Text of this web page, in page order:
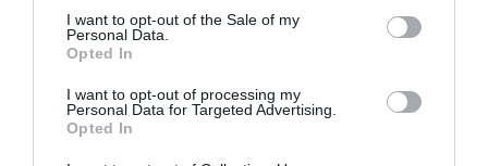
consent section.
I want to opt-out of the Sale of my
Personal Data.
Opted In
I want to opt-out of processing my
Personal Data for Targeted Advertising.
Opted In
Kiáll az automata váltó mellett a Porsche